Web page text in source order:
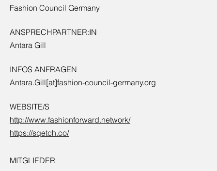
Fashion Council Germany
ANSPRECHPARTNER:IN
Antara Gill
INFOS ANFRAGEN
Antara.Gill[at]fashion-council-germany.org
WEBSITE/S
http://www.fashionforward.network/
https://sqetch.co/
MITGLIEDER